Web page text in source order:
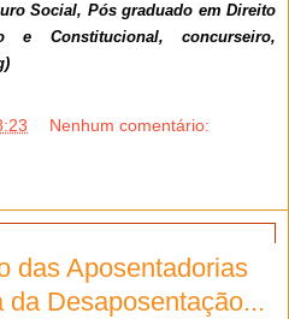
Social, Pós graduado em Direito
e Constitucional, concurseiro,
Nenhum comentário:
das Aposentadorias
Desaposentação...